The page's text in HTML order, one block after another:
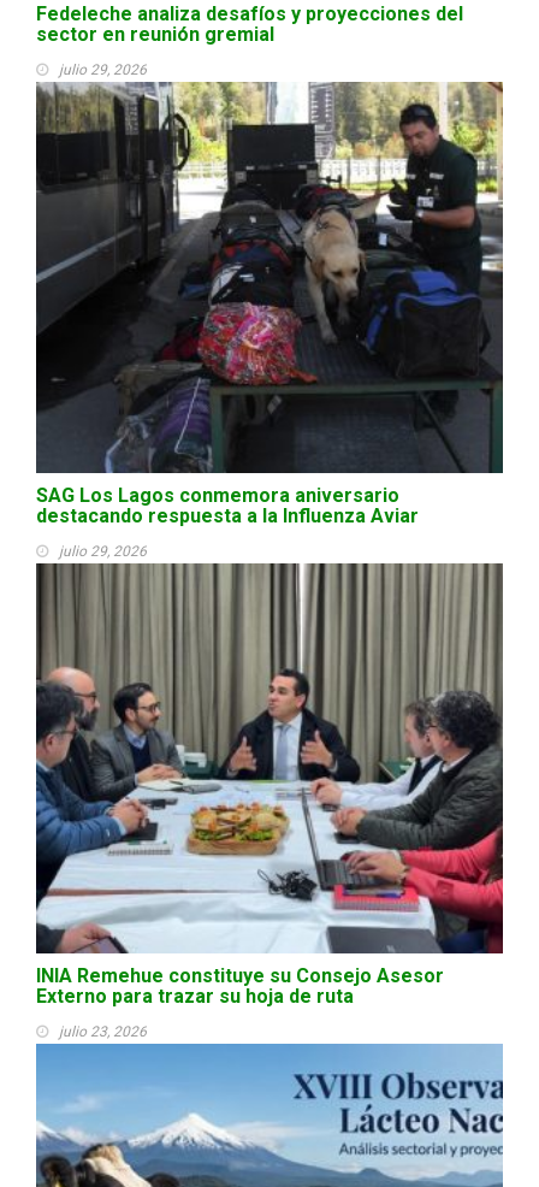
Fedeleche analiza desafíos y proyecciones del
sector en reunión gremial
julio 29, 2026
SAG Los Lagos conmemora aniversario
destacando respuesta a la Influenza Aviar
julio 29, 2026
INIA Remehue constituye su Consejo Asesor
Externo para trazar su hoja de ruta
julio 23, 2026